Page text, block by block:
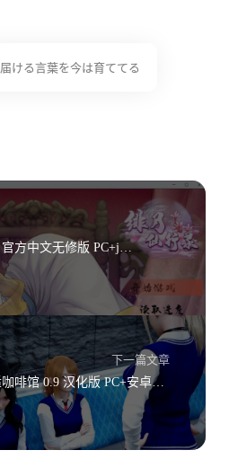
届ける言葉を今は育ててる
绯月仙行录 V0.526A 官方中文无修版 PC+joiplay（安卓模拟器）
下一篇文章
Cosy Cafe 舒适咖啡馆 0.9 汉化版 PC+安卓高清版